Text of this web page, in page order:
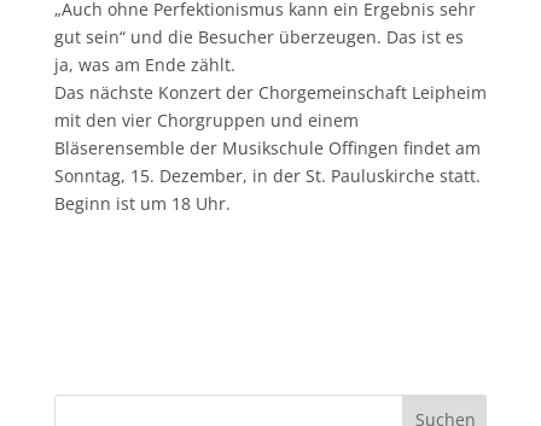
„Auch ohne Perfektionismus kann ein Ergebnis sehr
gut sein“ und die Besucher überzeugen. Das ist es
ja, was am Ende zählt.
Das nächste Konzert der Chorgemeinschaft Leipheim
mit den vier Chorgruppen und einem
Bläserensemble der Musikschule Offingen findet am
Sonntag, 15. Dezember, in der St. Pauluskirche statt.
Beginn ist um 18 Uhr.